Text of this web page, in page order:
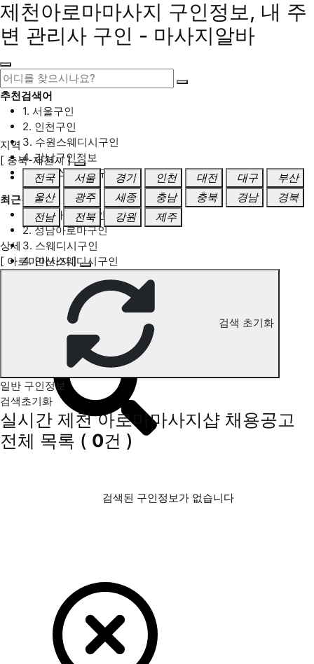
제천아로마마사지 구인정보, 내 주
변 관리사 구인 - 마사지알바
추천검색어
1. 서울구인
2. 인천구인
3. 수원스웨디시구인
4. 강남구인정보
5. 동탄스웨디시구인
최근검색어
1. 일산마사지구인
2. 성남아로마구인
3. 스웨디시구인
4. 안산스웨디시구인
제천 아로마마사지 구인정보
지역
[ 충북-제천시 ]
전국
서울 경기 인천 대전 대구
부산
울산
광주 세종 충남 충북 경남
경북
전남
전북 강원 제주
상세
[ 아로마마사지 ]
검색 초기화
일반 구인정보
검색초기화
실시간 제천 아로마마사지샵 채용공고
전체 목록 ( 0건 )
검색된 구인정보가 없습니다